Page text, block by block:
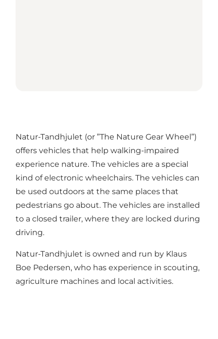
Natur-Tandhjulet (or ”The Nature Gear Wheel”)
offers vehicles that help walking-impaired
experience nature. The vehicles are a special
kind of electronic wheelchairs. The vehicles can
be used outdoors at the same places that
pedestrians go about. The vehicles are installed
to a closed trailer, where they are locked during
driving.
Natur-Tandhjulet is owned and run by Klaus
Boe Pedersen, who has experience in scouting,
agriculture machines and local activities.